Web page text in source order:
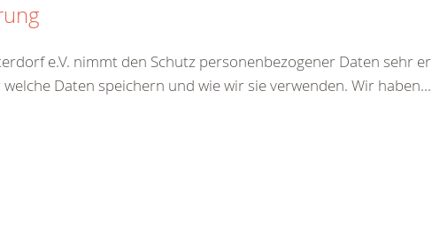
e.V. nimmt den Schutz personenbezogener Daten sehr
welche Daten speichern und wie wir sie verwenden. Wir haben...